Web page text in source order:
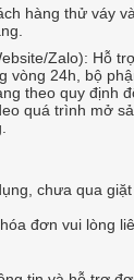
hàng thử váy
Zalo): Hỗ
vòng 24h, bộ
theo quy định
quá trình mở
chưa qua
đơn vui lòng